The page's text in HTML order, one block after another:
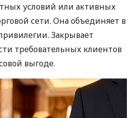
условий или активных
сети. Она объединяет в
Закрывает
требовательных клиентов
выгоде.